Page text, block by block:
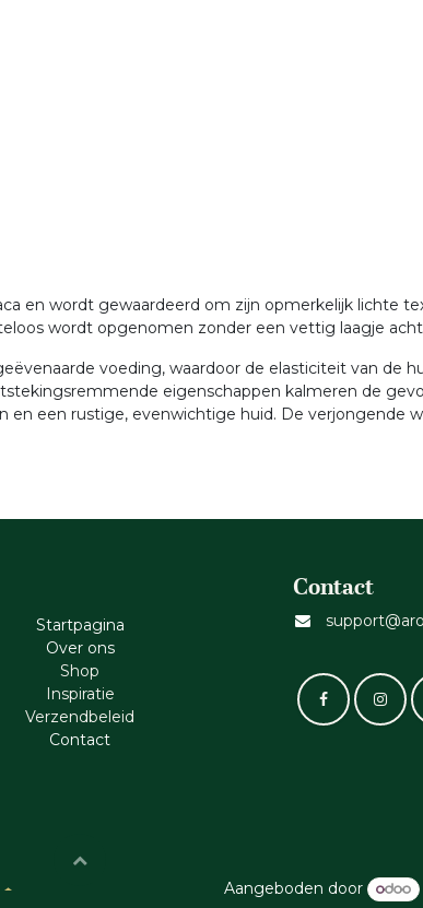
en wordt gewaardeerd om zijn opmerkelijk lichte
wordt opgenomen zonder een vettig laagje
voeding, waardoor de elasticiteit van de
eigenschappen kalmeren de
en een rustige, evenwichtige huid. De verjongende
Startpagina
Ove​r​ ons
Shop
Inspiratie
Verzendbeleid
Cont​act
Contact
Aangeboden door